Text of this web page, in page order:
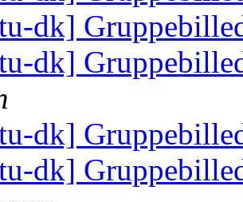
dk]
dk]
dk]
dk]